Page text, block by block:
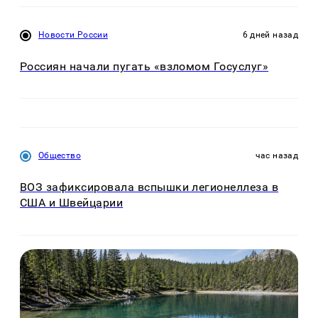
Новости России 6 дней назад
Россиян начали пугать «взломом Госуслуг»
Общество час назад
ВОЗ зафиксировала вспышки легионеллеза в
США и Швейцарии